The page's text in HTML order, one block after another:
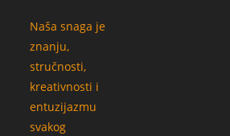
Naša snaga je
znanju,
stručnosti,
kreativnosti i
entuzijazmu
svakog